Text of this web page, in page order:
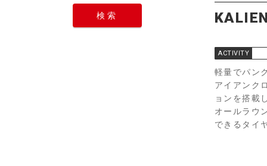
ACTIVITY
軽量でパン
アイアンク
ョンを搭載
オールラウ
できるタイ